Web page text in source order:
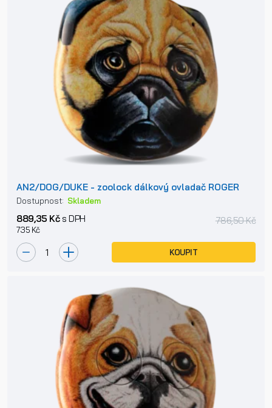
AN2/DOG/DUKE - zoolock dálkový ovladač ROGER
Dostupnost: Skladem
889,35 Kčs DPH
735 Kč
786,50 Kč
KOUPIT